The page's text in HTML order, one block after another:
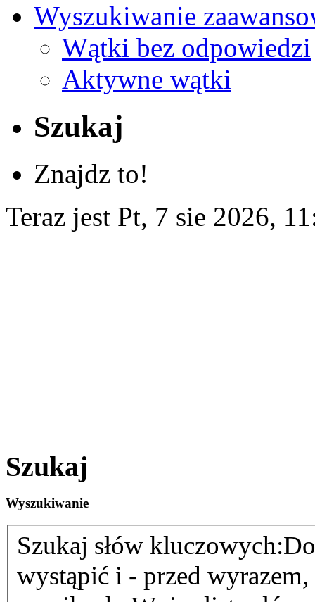
Wyszukiwanie
Wątki bez odpowiedzi
Aktywne wątki
Szukaj
Znajdz to!
Teraz jest Pt, 7 sie 2026,
Szukaj
Wyszukiwanie
Szukaj słów kluczowych:
wystąpić i - przed